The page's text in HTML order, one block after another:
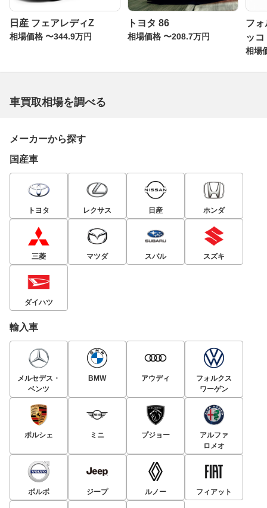
日産 フェアレディZ
相場価格 〜344.9万円
トヨタ 86
相場価格 〜208.7万円
フォ
ッコ
相場
車買取相場を調べる
メーカーから探す
国産車
トヨタ レクサス 日産 ホンダ
三菱 マツダ スバル スズキ
ダイハツ
輸入車
メルセデス・
ベンツ
BMW アウディ
フォルクス
ワーゲン
ポルシェ ミニ プジョー
アルファ
ロメオ
ボルボ ジープ ルノー フィアット